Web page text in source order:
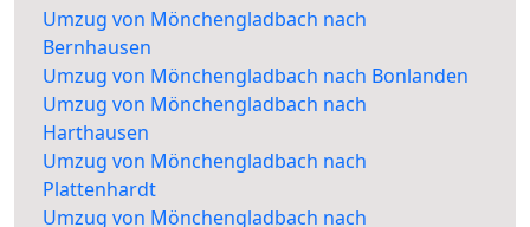
Umzug von Mönchengladbach nach
Bernhausen
Umzug von Mönchengladbach nach Bonlanden
Umzug von Mönchengladbach nach
Harthausen
Umzug von Mönchengladbach nach
Plattenhardt
Umzug von Mönchengladbach nach